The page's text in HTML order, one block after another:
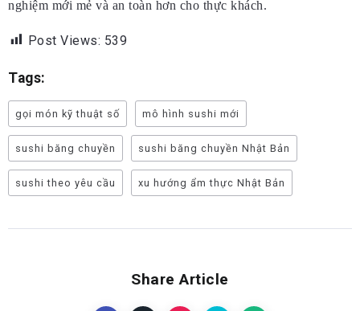
nghiệm mới mẻ và an toàn hơn cho thực khách.
Post Views: 539
Tags:
gọi món kỹ thuật số mô hình sushi mới
sushi băng chuyền sushi băng chuyền Nhật Bản
sushi theo yêu cầu xu hướng ẩm thực Nhật Bản
Share Article